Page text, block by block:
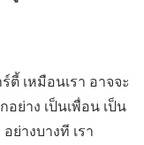
ตี้ เหมือนเรา อาจจะ
ย่าง เป็นเพื่อน เป็น
ย่างบางที เรา